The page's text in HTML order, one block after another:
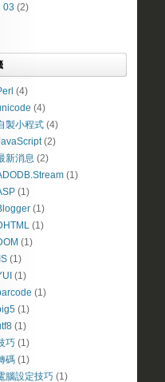
03 (2)
(4)
(4)
製小程式 (4)
(2)
新消息 (2)
(1)
(1)
(1)
(1)
(1)
(1)
(1)
(1)
(1)
(1)
巧 (1)
碼 (1)
腦設定技巧 (1)